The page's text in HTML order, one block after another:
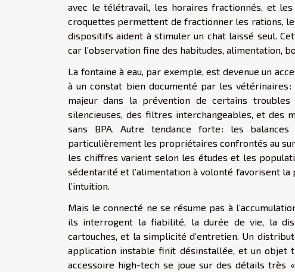
avec le télétravail, les horaires fractionnés, et
croquettes permettent de fractionner les rations,
dispositifs aident à stimuler un chat laissé seul.
car l’observation fine des habitudes, alimentation,
La fontaine à eau, par exemple, est devenue un
à un constat bien documenté par les vétérinaires
majeur dans la prévention de certains
silencieuses, des filtres interchangeables, et des
sans BPA. Autre tendance forte : les
particulièrement les propriétaires confrontés au
les chiffres varient selon les études et les
sédentarité et l’alimentation à volonté favorisent
l’intuition.
Mais le connecté ne se résume pas à
ils interrogent la fiabilité, la durée de vie, la
cartouches, et la simplicité d’entretien. Un
application instable finit désinstallée, et un objet
accessoire high-tech se joue sur des détails très